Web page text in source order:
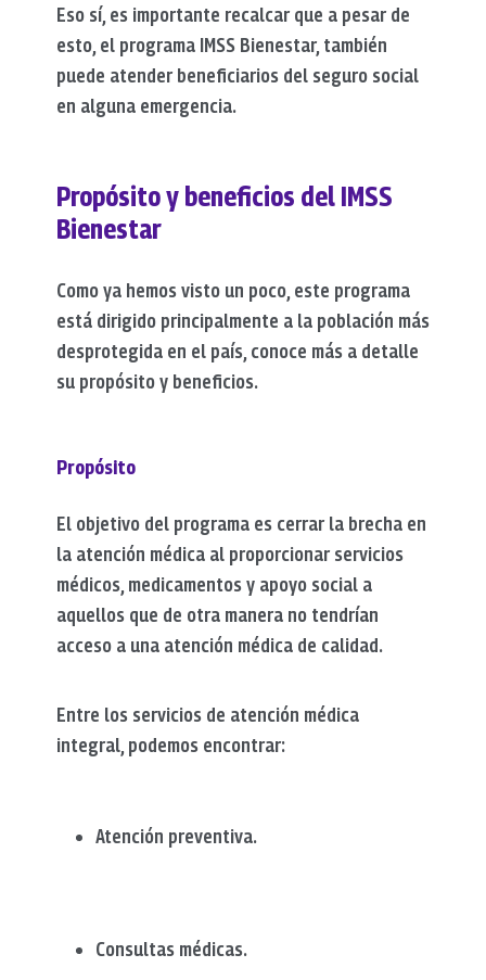
Eso sí, es importante recalcar que a pesar de
esto, el programa IMSS Bienestar, también
puede atender beneficiarios del seguro social
en alguna emergencia.
Propósito y beneficios del IMSS
Bienestar
Como ya hemos visto un poco, este programa
está dirigido principalmente a la población más
desprotegida en el país, conoce más a detalle
su propósito y beneficios.
Propósito
El objetivo del programa es cerrar la brecha en
la atención médica al proporcionar servicios
médicos, medicamentos y apoyo social a
aquellos que de otra manera no tendrían
acceso a una atención médica de calidad.
Entre los servicios de atención médica
integral, podemos encontrar:
Atención preventiva.
Consultas médicas.